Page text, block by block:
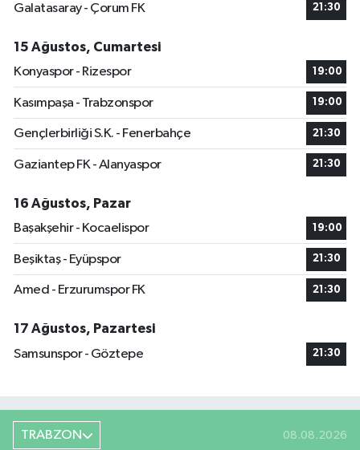
Galatasaray - Çorum FK
21:30
15 Ağustos, Cumartesi
Konyaspor - Rizespor
19:00
Kasımpaşa - Trabzonspor 19:00
Gençlerbirliği S.K. - Fenerbahçe 21:30
Gaziantep FK - Alanyaspor 21:30
16 Ağustos, Pazar
Başakşehir - Kocaelispor
19:00
Beşiktaş - Eyüpspor 21:30
Amed - Erzurumspor FK 21:30
17 Ağustos, Pazartesi
Samsunspor - Göztepe
21:30
TRABZON 08.08.2026